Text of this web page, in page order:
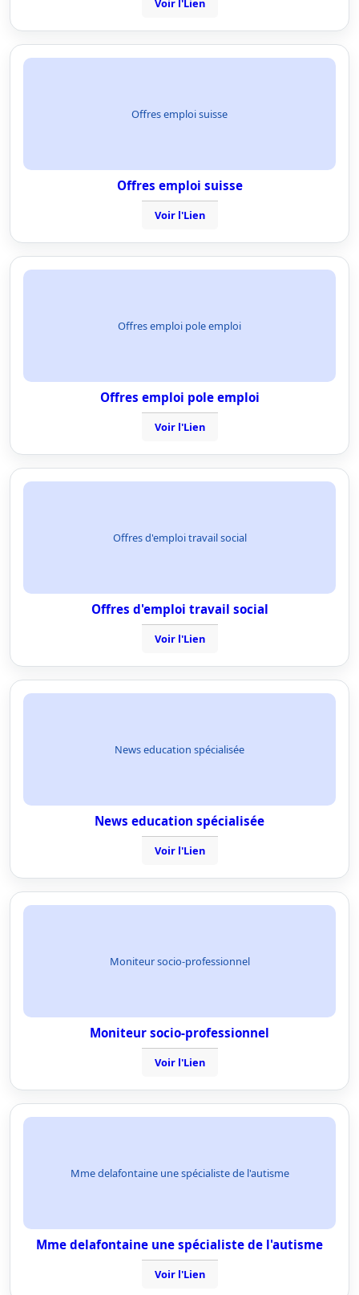
Voir l'Lien
Offres emploi suisse
Offres emploi suisse
Voir l'Lien
Offres emploi pole emploi
Offres emploi pole emploi
Voir l'Lien
Offres d'emploi travail social
Offres d'emploi travail social
Voir l'Lien
News education spécialisée
News education spécialisée
Voir l'Lien
Moniteur socio-professionnel
Moniteur socio-professionnel
Voir l'Lien
Mme delafontaine une spécialiste de l'autisme
Mme delafontaine une spécialiste de l'autisme
Voir l'Lien